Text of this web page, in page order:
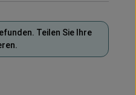
Teilen Sie Ihre